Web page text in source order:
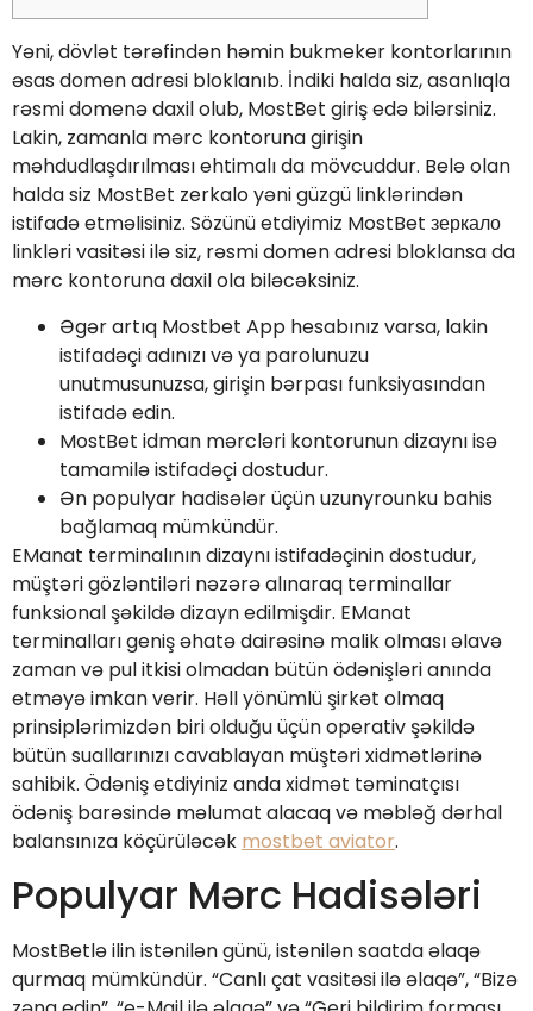
Yəni, dövlət tərəfindən həmin bukmeker kontorlarının
əsas domen adresi bloklanıb. İndiki halda siz, asanlıqla
rəsmi domenə daxil olub, MostBet giriş edə bilərsiniz.
Lakin, zamanla mərc kontoruna girişin
məhdudlaşdırılması ehtimalı da mövcuddur. Belə olan
halda siz MostBet zerkalo yəni güzgü linklərindən
istifadə etməlisiniz. Sözünü etdiyimiz MostBet зеркало
linkləri vasitəsi ilə siz, rəsmi domen adresi bloklansa da
mərc kontoruna daxil ola biləcəksiniz.
Əgər artıq Mostbet App hesabınız varsa, lakin
istifadəçi adınızı və ya parolunuzu
unutmusunuzsa, girişin bərpası funksiyasından
istifadə edin.
MostBet idman mərcləri kontorunun dizaynı isə
tamamilə istifadəçi dostudur.
Ən populyar hadisələr üçün uzunyrounku bahis
bağlamaq mümkündür.
EManat terminalının dizaynı istifadəçinin dostudur,
müştəri gözləntiləri nəzərə alınaraq terminallar
funksional şəkildə dizayn edilmişdir. EManat
terminalları geniş əhatə dairəsinə malik olması əlavə
zaman və pul itkisi olmadan bütün ödənişləri anında
etməyə imkan verir. Həll yönümlü şirkət olmaq
prinsiplərimizdən biri olduğu üçün operativ şəkildə
bütün suallarınızı cavablayan müştəri xidmətlərinə
sahibik. Ödəniş etdiyiniz anda xidmət təminatçısı
ödəniş barəsində məlumat alacaq və məbləğ dərhal
balansınıza köçürüləcək mostbet aviator.
Populyar Mərc Hadisələri
MostBetlə ilin istənilən günü, istənilən saatda əlaqə
qurmaq mümkündür. “Canlı çat vasitəsi ilə əlaqə”, “Bizə